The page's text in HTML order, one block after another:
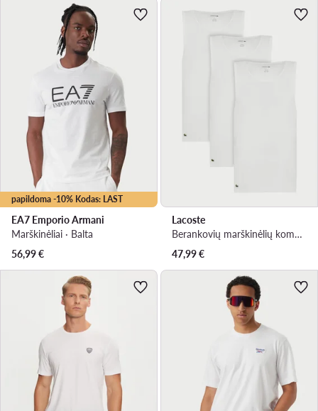
papildoma -10% Kodas: LAST
EA7 Emporio Armani
Marškinėliai · Balta
56,99€
Lacoste
Berankovių marškinėlių komplektas · Balta
47,99€